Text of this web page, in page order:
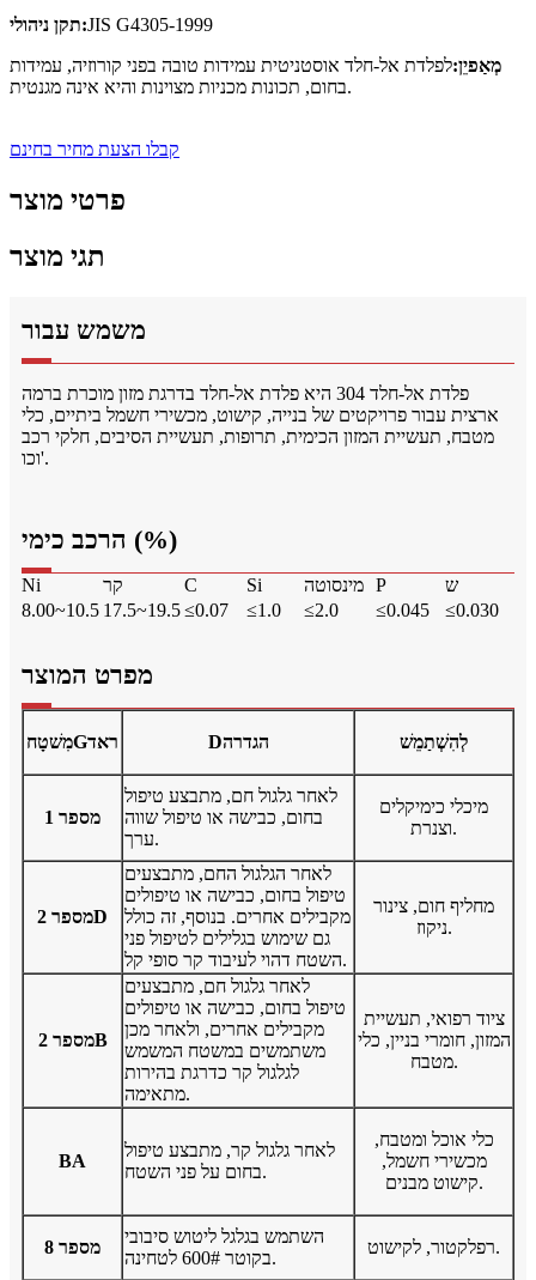
תקן ניהולי:JIS G4305-1999
מְאַפיֵן:לפלדת אל-חלד אוסטניטית עמידות טובה בפני קורוזיה, עמידות
בחום, תכונות מכניות מצוינות והיא אינה מגנטית.
קבלו הצעת מחיר בחינם
פרטי מוצר
תגי מוצר
משמש עבור
פלדת אל-חלד 304 היא פלדת אל-חלד בדרגת מזון מוכרת ברמה
ארצית עבור פרויקטים של בנייה, קישוט, מכשירי חשמל ביתיים, כלי
מטבח, תעשיית המזון הכימית, תרופות, תעשיית הסיבים, חלקי רכב
וכו'.
הרכב כימי (%)
Ni קר C Si מינסוטה P
ש
8.00~10.5 17.5~19.5≤0.07 ≤1.0 ≤2.0 ≤0.045 ≤0.030
מפרט המוצר
מִשׁטָחGראד Dהגדרה לְהִשְׁתַמֵשׁ
מספר 1
לאחר גלגול חם, מתבצע טיפול
בחום, כבישה או טיפול שווה
ערך.
מיכלי כימיקלים
וצנרת.
מספר 2D
לאחר הגלגול החם, מתבצעים
טיפול בחום, כבישה או טיפולים
מקבילים אחרים. בנוסף, זה כולל
גם שימוש בגלילים לטיפול פני
השטח דהוי לעיבוד קר סופי קל.
מחליף חום, צינור
ניקוז.
מספר 2B
לאחר גלגול חם, מתבצעים
טיפול בחום, כבישה או טיפולים
מקבילים אחרים, ולאחר מכן
משתמשים במשטח המשמש
לגלגול קר כדרגת בהירות
מתאימה.
ציוד רפואי, תעשיית
המזון, חומרי בניין, כלי
מטבח.
BA
לאחר גלגול קר, מתבצע טיפול
בחום על פני השטח.
כלי אוכל ומטבח,
מכשירי חשמל,
קישוט מבנים.
מספר 8
השתמש בגלגל ליטוש סיבובי
בקוטר 600# לטחינה.
רפלקטור, לקישוט.